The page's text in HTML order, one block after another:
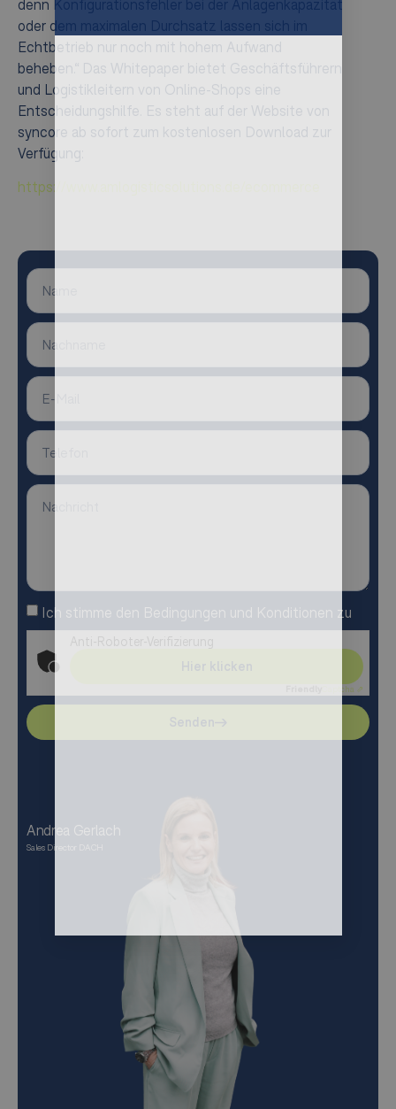
denn Konfigurationsfehler bei der Anlagenkapazität
oder dem maximalen Durchsatz lassen sich im
Echtbetrieb nur noch mit hohem Aufwand
beheben.“ Das Whitepaper bietet Geschäftsführern
und Logistikleitern von Online-Shops eine
Entscheidungshilfe. Es steht auf der Website von
syncore ab sofort zum kostenlosen Download zur
Verfügung:
https://www.amlogisticsolutions.de/ecommerce
Andrea Gerlach
Sales Director DACH
Ich stimme den Bedingungen und Konditionen zu
Captcha ⇗